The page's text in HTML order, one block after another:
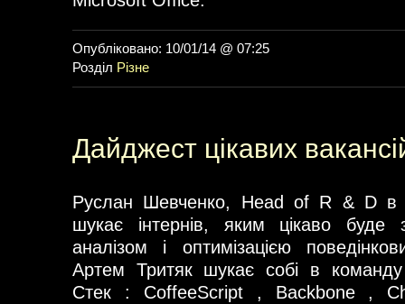
Опубліковано: 10/01/14 @ 07:25
Розділ Різне
Дайджест цікавих
Руслан Шевченко, Head of R & D в
шукає інтернів, яким цікаво буде
аналізом і оптимізацією
Артем Тритяк шукає собі в
Стек : CoffeeScript , Backbone ,